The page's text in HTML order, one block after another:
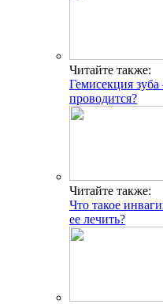
Читайте также:
Гемисекция зуба
проводится?
Читайте также:
Что такое
ее лечить?